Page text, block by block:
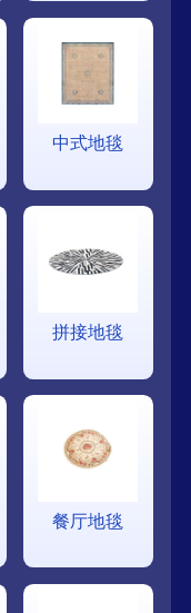
中式地毯
拼接地毯
餐厅地毯